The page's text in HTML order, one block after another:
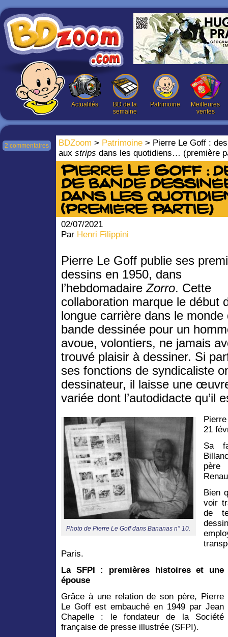
Actualités
BD de la
semaine
Patrimoine
Meilleures
ventes
BDZoom > Patrimoine > Pierre Le Goff :
aux strips dans les quotidiens… (première
2 commentaires
Pierre Le Goff :
de bande
dans les
(première partie)
02/07/2021
Par Henri Filippini
Pierre Le Goff publie ses
dessins en 1950, dans
l’hebdomadaireZorro. Cette
collaboration marque le début
longue carrière dans le monde
bande dessinée pour un
avoue, volontiers, ne jamais
trouvé plaisir à dessiner. Si
ses fonctions de syndicaliste
dessinateur, il laisse une
variée dont l’autodidacte qu’il
Photo de Pierre Le Goff dans Bananas n° 10.
21
Sa
père
Bien
voir
de
Paris.
La SFPI : premières histoires et une
épouse
Grâce à une relation de son père, Pierre
Le Goff est embauché en 1949 par Jean
Chapelle : le fondateur de la Société
française de presse illustrée (SFPI).